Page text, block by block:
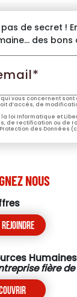
pas de secret !
des
vous concernent sont
d’accès, de
la loi Informatique et
de rectification ou de
des Données
NOUS
rejoindre
fière